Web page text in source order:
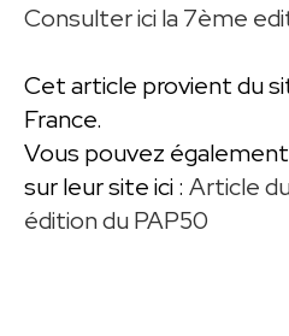
Consulter ici la 7ème
Cet article provient du
France.
Vous pouvez
sur leur site ici : Article
édition du PAP50